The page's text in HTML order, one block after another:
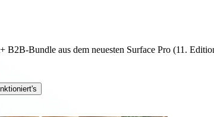
B2B-Bundle aus dem neuesten Surface Pro (11.